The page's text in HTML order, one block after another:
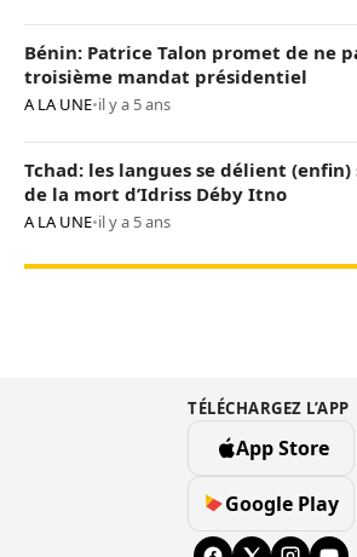
Bénin: Patrice Talon promet de ne
troisième mandat présidentiel
A LA UNE•il y a 5 ans
Tchad: les langues se délient
de la mort d’Idriss Déby Itno
A LA UNE•il y a 5 ans
TÉLÉCHARGEZ L’APP
App Store
Google Play